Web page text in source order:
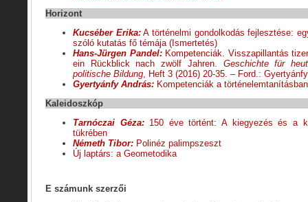
Horizont
Kucséber Erika:A történelmi gondolkodás fejlesztése:
szóló kutatás fő témája (Ismertetés)
Hans-Jürgen Pandel:Kompetenciák. Visszapillantás
ein Rückblick nach zwölf Jahren. Geschichte für
politische Bildung, Heft 3 (2016) 20-35. – Ford.:
Gyertyánfy András: Kompetenciák a
Kaleidoszkóp
Tarnóczai Géza:150 éve történt: A kiegyezés és a
tükrében
Németh Tibor: Polinéz palimpszeszt
Új laptárs: a Geometodika
E számunk szerzői